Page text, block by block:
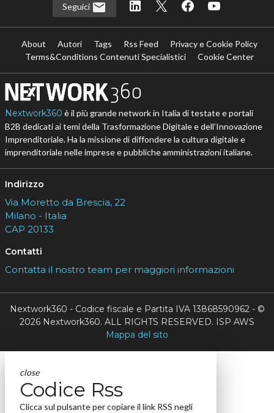
Seguici
About Autori Tags Rss Feed
Privacy e Cookie Policy
Terms&Conditions Contenuti Specialistici
Cookie Center
Nextwork360 è il più grande network in Italia di testate e portali
B2B dedicati ai temi della Trasformazione Digitale e dell’Innovazione
Imprenditoriale. Ha la missione di diffondere la cultura digitale e
imprenditoriale nelle imprese e pubbliche amministrazioni italiane.
Indirizzo
Via Moretto da Brescia, 22
Milano - Italia
CAP 20133
Contatti
Contatta il nostro team per maggiori informazioni
Nextwork360 - Codice fiscale e Partita IVA 13868590962 - ©
2026 Nextwork360. ALL RIGHTS RESERVED. ISP AWS
Mappa del sito
close
Codice Rss
Clicca sul pulsante per copiare il link RSS negli